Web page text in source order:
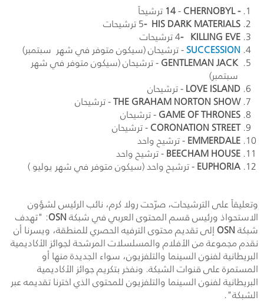
CHERNOBYL -
-
14ترشيحاً
HIS DARK MATERIALS
-5 ترشيحات
KILLING EVE
-4 ترشيحات
SUCCESSION- ترشيحان (سيكون متوفر في شهر سبتمبر)
GENTLEMAN JACK- ترشيحان (سيكون متوفر في شهر
سبتمبر)
LOVE ISLAND- ترشيحان
THE GRAHAM NORTON SHOW- ترشيحان
GAME OF THRONES- ترشيحان
CORONATION STREET- ترشيحان
EMMERDALE- ترشيح واحد
BEECHAM HOUSE- ترشيح واحد
EUPHORIA- ترشيح واحد (سيكون متوفر في شهر يوليو )
وتعليقاً على الترشيحات، صرّحت رولا كرم، نائب الرئيس لشؤون
الاستحواذ ورئيس قسم المحتوى العربي في شبكةOSN: "تهدف
شبكةOSNإلى تقديم محتوى الترفيه الحصري للمنطقة، ويسرنا أن
نقدم مجموعة من الأفلام والمسلسلات المرشحة لجوائز الأكاديمية
البريطانية لفنون السينما والتلفزيون، سواء الجديدة منها أو
المستمرة على قنوات الشبكة. ونفخر بتكريم جوائز الأكاديمية
البريطانية لفنون السينما والتلفزيون للمحتوى الذي اخترنا تقديمه عبر
الشبكة".